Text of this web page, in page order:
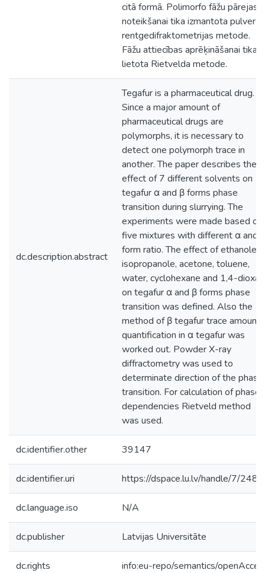
citā formā. Polimorfo fāžu pārejas
noteikšanai tika izmantota pulvera
rentgedifraktometrijas metode.
Fāžu attiecības aprēķināšanai tika
lietota Rietvelda metode.
dc.description.abstract
Tegafur is a pharmaceutical drug.
Since a major amount of
pharmaceutical drugs are
polymorphs, it is necessary to
detect one polymorph trace in
another. The paper describes the
effect of 7 different solvents on
tegafur α and β forms phase
transition during slurrying. The
experiments were made based on
five mixtures with different α and β
form ratio. The effect of ethanole,
isopropanole, acetone, toluene,
water, cyclohexane and 1,4-
on tegafur α and β forms phase
transition was defined. Also the
method of β tegafur trace amount
quantification in α tegafur was
worked out. Powder X-ray
diffractometry was used to
determinate direction of the phase
transition. For calculation of phase
dependencies Rietveld method
was used.
dc.identifier.other 39147
dc.identifier.uri https://dspace.lu.lv/handle/7/
dc.language.iso N/A
dc.publisher Latvijas Universitāte
dc.rights info:eu-repo/semantics/